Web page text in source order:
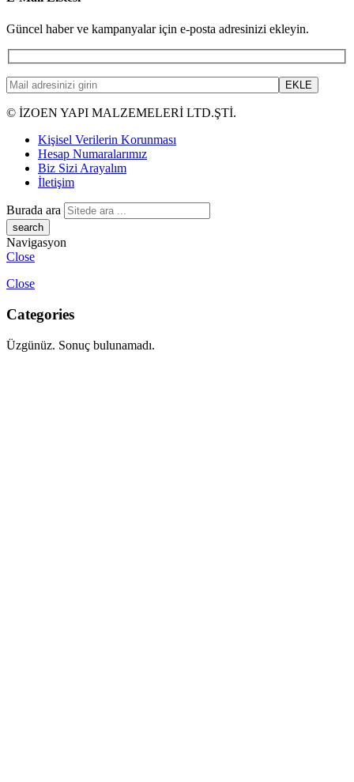
Güncel haber ve kampanyalar için e-posta adresinizi ekleyin.
© İZOEN YAPI MALZEMELERİ LTD.ŞTİ.
Kişisel Verilerin Korunması
Hesap Numaralarımız
Biz Sizi Arayalım
İletişim
Burada ara
Navigasyon
Close
Close
Categories
Üzgünüz. Sonuç bulunamadı.